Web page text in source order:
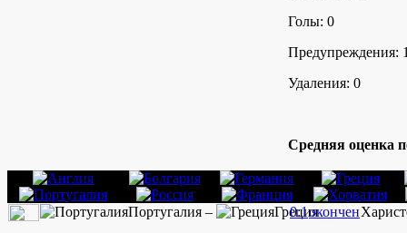
Голы: 0
Предупреждения:
Удаления: 0
Средняя оценка
Португалия – Греция
0:1окончен